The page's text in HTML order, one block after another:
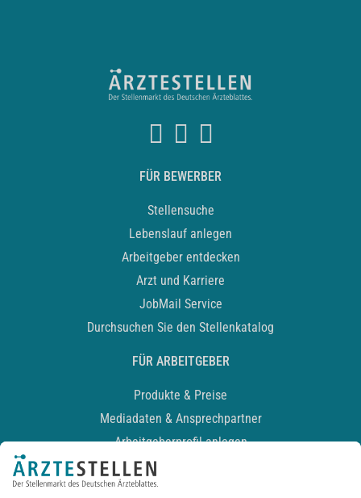
FÜR BEWERBER
Stellensuche
Lebenslauf anlegen
Arbeitgeber entdecken
Arzt und Karriere
JobMail Service
Durchsuchen Sie den Stellenkatalog
FÜR ARBEITGEBER
Produkte & Preise
Mediadaten & Ansprechpartner
Arbeitgeberprofil anlegen
Recruiting-Podcast